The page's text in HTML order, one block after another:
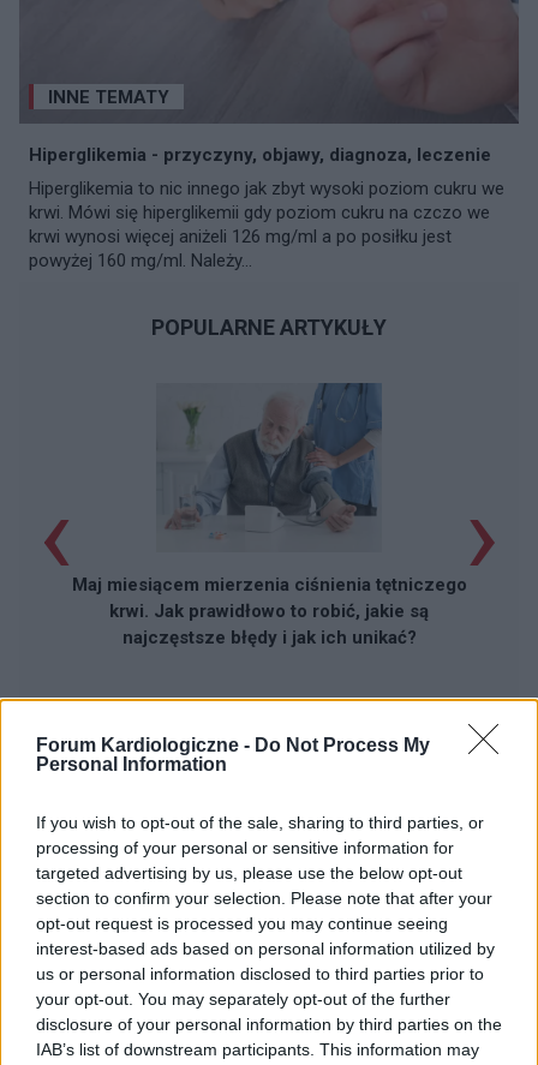
Forum Kardiologiczne - Do Not Process My
Personal Information
If you wish to opt-out of the sale, sharing to third parties, or
processing of your personal or sensitive information for
targeted advertising by us, please use the below opt-out
section to confirm your selection. Please note that after your
opt-out request is processed you may continue seeing
interest-based ads based on personal information utilized by
us or personal information disclosed to third parties prior to
your opt-out. You may separately opt-out of the further
disclosure of your personal information by third parties on the
IAB’s list of downstream participants. This information may
INNE TEMATY
Hiperglikemia - przyczyny, objawy, diagnoza, leczenie
Hiperglikemia to nic innego jak zbyt wysoki poziom cukru we
krwi. Mówi się hiperglikemii gdy poziom cukru na czczo we
krwi wynosi więcej aniżeli 126 mg/ml a po posiłku jest
powyżej 160 mg/ml. Należy...
POPULARNE ARTYKUŁY
Maj miesiącem mierzenia ciśnienia tętniczego
krwi. Jak prawidłowo to robić, jakie są
najczęstsze błędy i jak ich unikać?
‹ ›
Reklama: